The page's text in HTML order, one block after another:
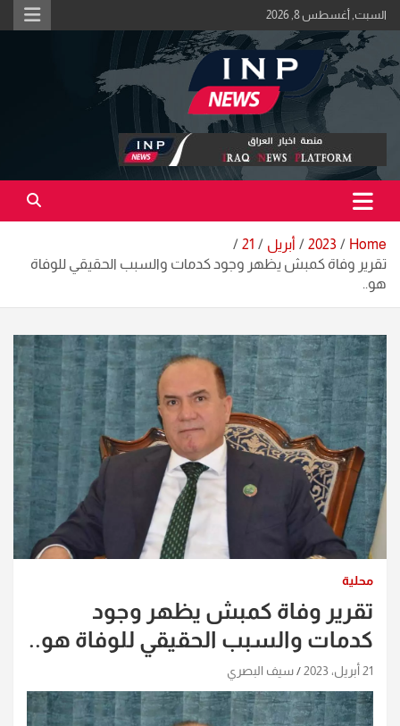
Skip
to
content
السبت, أغسطس 8, 2026
منصة اخبار العراق
اكبر منصة خبرية في العراق | #الحقيقة_اولاً
Home
2023 أبريل
21
تقرير وفاة كمبش يظهر وجود كدمات والسبب الحقيقي للوفاة
هو..
محلية
تقرير وفاة كمبش يظهر وجود
كدمات والسبب الحقيقي للوفاة هو..
21 أبريل، 2023 سيف البصري